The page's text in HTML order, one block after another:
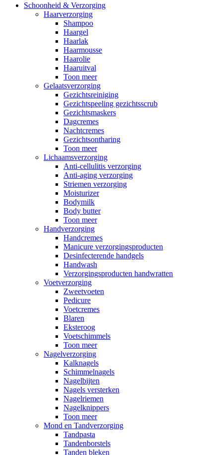
Schoonheid & Verzorging
Haarverzorging
Shampoo
Haargel
Haarlak
Haarmousse
Haarolie
Haaruitval
Toon meer
Gelaatsverzorging
Gezichtsreiniging
Gezichtspeeling gezichtsscrub
Gezichtsmaskers
Dagcremes
Nachtcremes
Gezichtsontharing
Toon meer
Lichaamsverzorging
Anti-cellulitis verzorging
Anti-aging verzorging
Striemen verzorging
Moisturizer
Bodymilk
Body butter
Toon meer
Handverzorging
Handcremes
Manicure verzorgingsproducten
Desinfecterende handgels
Handwash
Verzorgingsproducten handwratten
Voetverzorging
Zweetvoeten
Pedicure
Voetcremes
Blaren
Eksteroog
Voetschimmels
Toon meer
Nagelverzorging
Kalknagels
Schimmelnagels
Nagelbijten
Nagels versterken
Nagelriemen
Nagelknippers
Toon meer
Mond en Tandverzorging
Tandpasta
Tandenborstels
Tanden bleken